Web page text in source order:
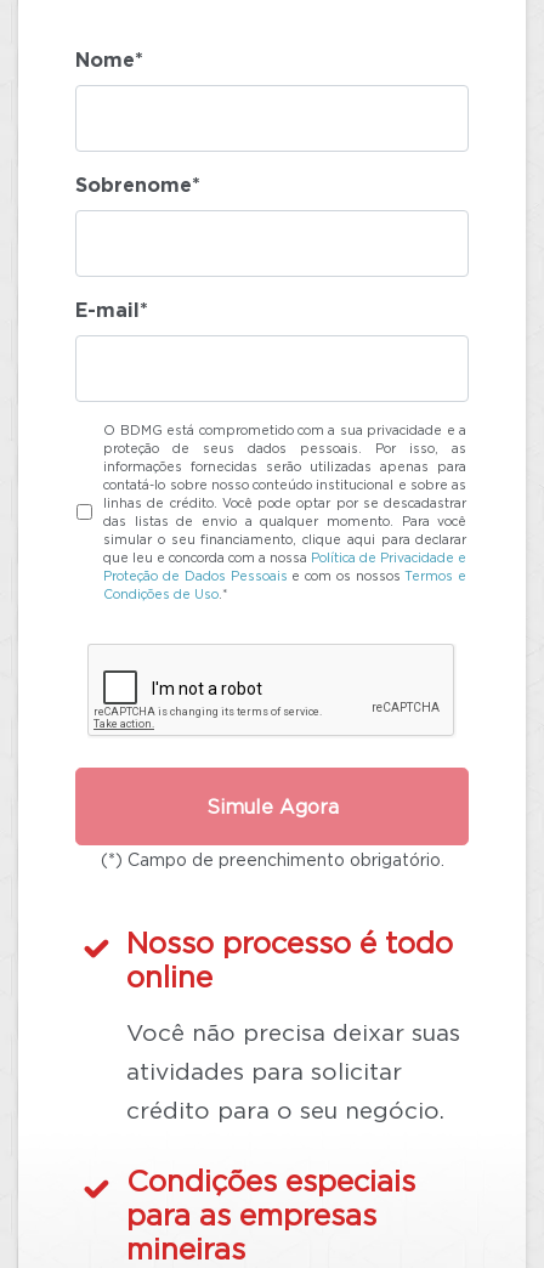
Nome*
Sobrenome*
E-mail*
O BDMG está comprometido com a sua privacidade e a
proteção de seus dados pessoais. Por isso, as
informações fornecidas serão utilizadas apenas para
contatá-lo sobre nosso conteúdo institucional e sobre as
linhas de crédito. Você pode optar por se descadastrar
das listas de envio a qualquer momento. Para você
simular o seu financiamento, clique aqui para declarar
que leu e concorda com a nossa Política de Privacidade e
Proteção de Dados Pessoais e com os nossos
Termos e
Condições de Uso.*
Simule Agora
(*) Campo de preenchimento obrigatório.
Nosso processo é todo
online
Você não precisa deixar suas
atividades para solicitar
crédito para o seu negócio.
Condições especiais
para as empresas
mineiras